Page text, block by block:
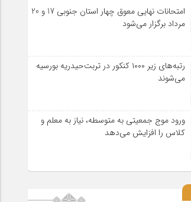
امتحانات نهایی معوق چهار استان جنوبی 17 و 20
مرداد برگزار می‌شود
رتبه‌های زیر ۱۰۰۰ کنکور در تربت‌حیدریه بورسیه
می‌شوند
ورود موج جمعیتی به متوسطه، نیاز به معلم و
کلاس را افزایش می‌دهد